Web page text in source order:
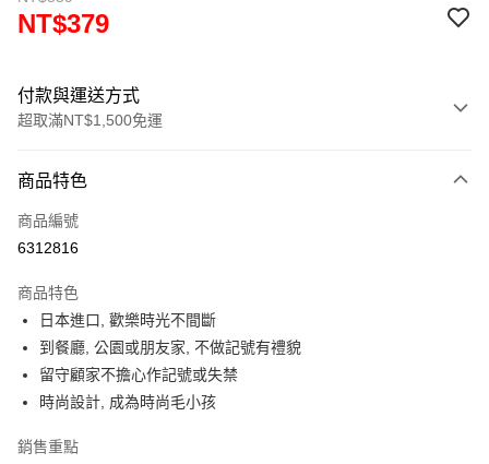
NT$379
付款與運送方式
超取滿NT$1,500免運
信用卡一次付款
超商取貨付款
Apple Pay
街口支付
悠遊付
Google Pay
商品特色
商品編號
6312816
商品特色
日本進口, 歡樂時光不間斷
到餐廳, 公園或朋友家, 不做記號有禮貌
留守顧家不擔心作記號或失禁
時尚設計, 成為時尚毛小孩
銷售重點